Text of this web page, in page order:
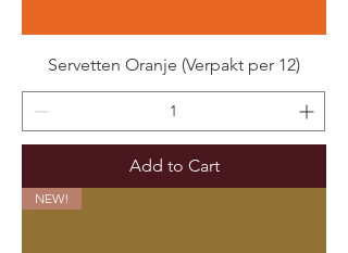
Servetten Oranje (Verpakt per 12)
Add to Cart
NEW!